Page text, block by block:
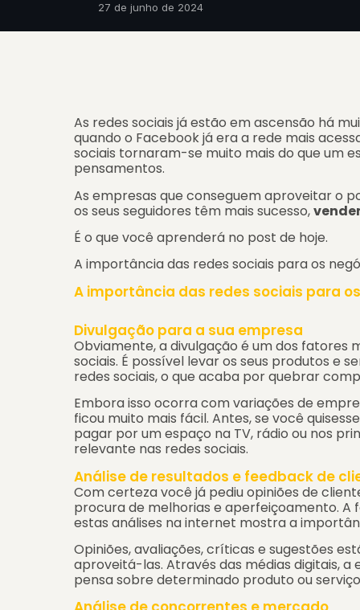
27 de junho de 2024
As redes sociais já estão em ascensão há
quando o Facebook já era a rede mais
sociais tornaram-se muito mais do que um
pensamentos.
As empresas que conseguem aproveitar o
os seus seguidores têm mais sucesso,
É o que você aprenderá no post de hoje.
A importância das redes sociais para os
A importância das redes sociais para
Divulgação para a sua empresa
Obviamente, a divulgação é um dos fatores
sociais. É possível levar os seus produtos e
redes sociais, o que acaba por quebrar
Embora isso ocorra com variações de
ficou muito mais fácil. Antes, se você
pagar por um espaço na TV, rádio ou nos
relevante nas redes sociais.
Análise de resultados e feedback de
Com certeza você já pediu opiniões de
procura de melhorias e aperfeiçoamento. A
estas análises na internet mostra a
Opiniões, avaliações, críticas e sugestões
aproveitá-las. Através das médias digitais,
pensa sobre determinado produto ou